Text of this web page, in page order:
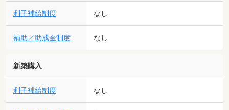
利子補給制度 なし
補助／助成金制度 なし
新築購入
利子補給制度 なし